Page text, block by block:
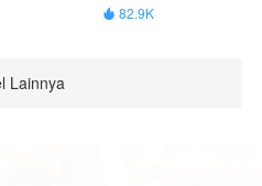
 82.9K
Lainnya